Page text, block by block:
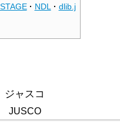
· NDL · dlib.j
ジャスコ
JUSCO